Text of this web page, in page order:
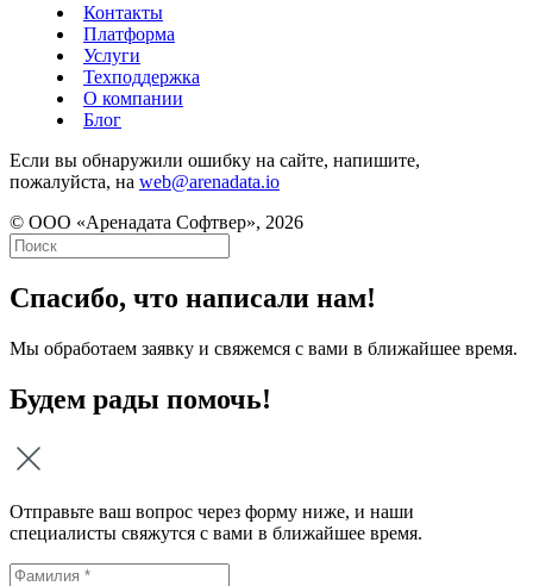
Контакты
Платформа
Услуги
Техподдержка
О компании
Блог
Если вы обнаружили ошибку на сайте, напишите,
пожалуйста, на web@arenadata.io
© ООО «Аренадата Софтвер», 2026
Спасибо, что написали нам!
Мы обработаем заявку и свяжемся с вами в ближайшее время.
Будем рады помочь!
Отправьте ваш вопрос через форму ниже, и наши
специалисты свяжутся с вами в ближайшее время.